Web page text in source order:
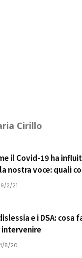
Cirillo
il Covid-19 ha
nostra voce: quali
2/21
e i DSA: cosa
intervenire
8/20